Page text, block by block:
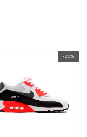
-39%